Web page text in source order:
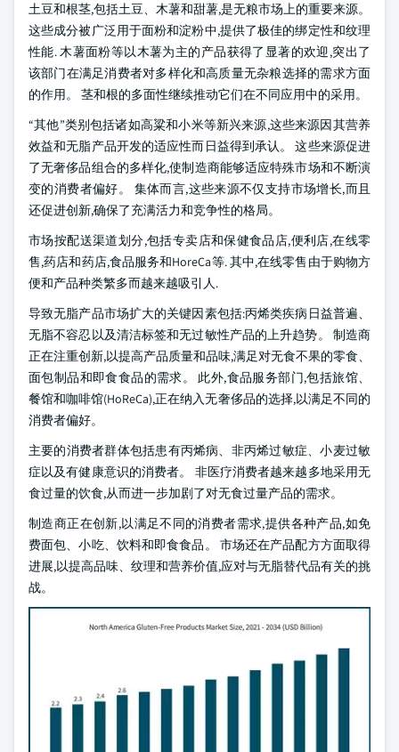
土豆和根茎,包括土豆、木薯和甜薯,是无粮市场上的重要来源。
这些成分被广泛用于面粉和淀粉中,提供了极佳的绑定性和纹理
性能. 木薯面粉等以木薯为主的产品获得了显著的欢迎,突出了
该部门在满足消费者对多样化和高质量无杂粮选择的需求方面
的作用。 茎和根的多面性继续推动它们在不同应用中的采用。
“其他”类别包括诸如高粱和小米等新兴来源,这些来源因其营养
效益和无脂产品开发的适应性而日益得到承认。 这些来源促进
了无奢侈品组合的多样化,使制造商能够适应特殊市场和不断演
变的消费者偏好。 集体而言,这些来源不仅支持市场增长,而且
还促进创新,确保了充满活力和竞争性的格局。
市场按配送渠道划分,包括专卖店和保健食品店,便利店,在线零
售,药店和药店,食品服务和HoreCa等. 其中,在线零售由于购物方
便和产品种类繁多而越来越吸引人.
导致无脂产品市场扩大的关键因素包括:丙烯类疾病日益普遍、
无脂不容忍以及清洁标签和无过敏性产品的上升趋势。 制造商
正在注重创新,以提高产品质量和品味,满足对无食不果的零食、
面包制品和即食食品的需求。 此外,食品服务部门,包括旅馆、
餐馆和咖啡馆(HoReCa),正在纳入无奢侈品的选择,以满足不同的
消费者偏好。
主要的消费者群体包括患有丙烯病、非丙烯过敏症、小麦过敏
症以及有健康意识的消费者。 非医疗消费者越来越多地采用无
食过量的饮食,从而进一步加剧了对无食过量产品的需求。
制造商正在创新,以满足不同的消费者需求,提供各种产品,如免
费面包、小吃、饮料和即食食品。 市场还在产品配方方面取得
进展,以提高品味、纹理和营养价值,应对与无脂替代品有关的挑
战。